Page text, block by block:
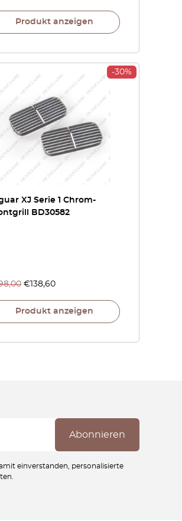
Produkt anzeigen
-30%
XJ Serie 1 Chrom-
BD30582
€ 138,60
Produkt anzeigen
einverstanden, personalisierte